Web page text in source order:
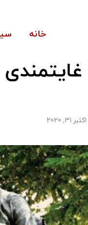
خانه
اکتبر 31, 2020